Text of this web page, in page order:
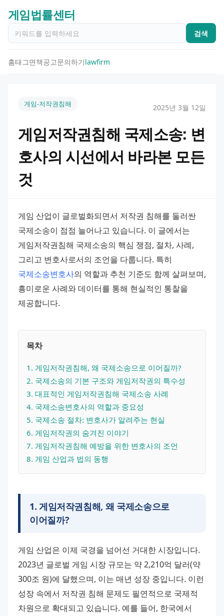
게임법률센터
검색
홈태그면책공고문의하기lawfirm
게임-저작권침해 2025년 3월 12일
게임저작권침해 국제소송: 변
호사의 시선에서 바라본 모든
것
게임 산업이 글로벌화되면서 저작권 침해를 둘러싼
국제소송이 점점 늘어나고 있습니다. 이 글에서는
게임저작권침해 국제소송의 핵심 쟁점, 절차, 사례,
국제소송변호사의 역할과 추천 기준도 함께 살펴보며,
흥미로운 사례와 데이터를 통해 현실적인 통찰을
제공합니다.
목차
1 . 게임저작권침해, 왜 국제소송으로 이어질까?
2. 국제소송의 기본 구조와 게임저작권의 특수성
3. 대표적인 게임저작권침해 국제소송 사례
4. 국제소송변호사의 역할과 중요성
5. 국제소송 절차: 변호사가 알려주는 현실
6. 게임저작권의 숨겨진 이야기
7. 게임저작권침해 예방을 위한 변호사의 조언
8. 게임 산업과 법의 동행
1. 게임저작권침해, 왜 국제소송으로
이어질까?
게임 산업은 이제 국경을 넘어선 거대한 시장입니다.
2023년 글로벌 게임 시장 규모는 약 2,210억 달러(약
300조 원)에 달했으며, 이는 매년 성장 중입니다. 이런
성장 속에서 저작권 침해 문제도 필연적으로 국제적
차원으로 확대되고 있습니다. 예를 들어, 한국에서